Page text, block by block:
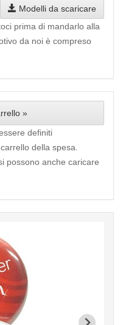
Modelli da scaricare
prima di mandarlo alla
da noi è compreso
»
definiti
della spesa.
possono anche caricare